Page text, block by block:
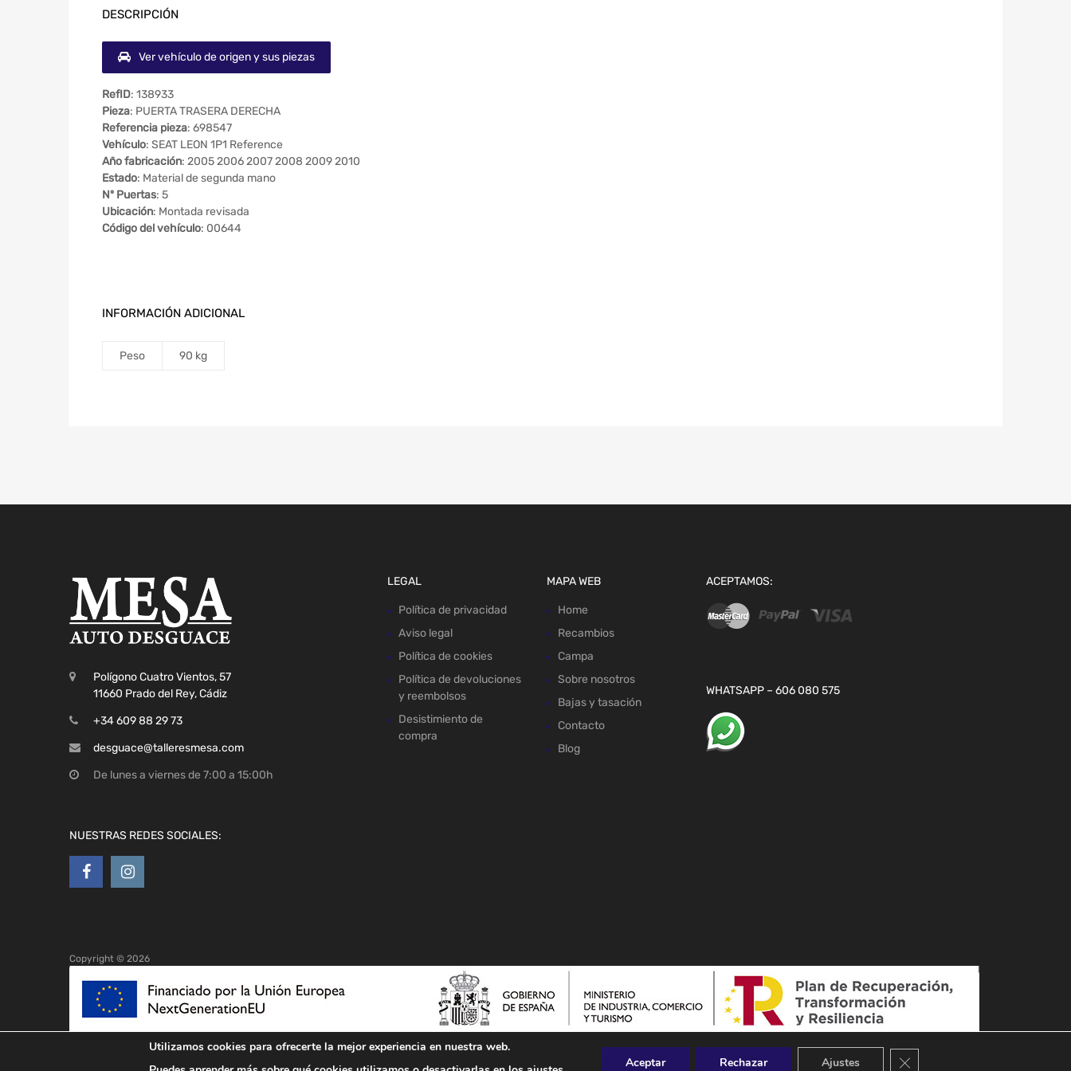
DESCRIPCIÓN
Ver vehículo de origen y sus piezas
RefID: 138933
Pieza: PUERTA TRASERA DERECHA
Referencia pieza: 698547
Vehículo: SEAT LEON 1P1 Reference
Año fabricación: 2005 2006 2007 2008 2009 2010
Estado: Material de segunda mano
Nº Puertas: 5
Ubicación: Montada revisada
Código del vehículo: 00644
INFORMACIÓN ADICIONAL
Peso 90 kg
Polígono Cuatro Vientos, 57
11660 Prado del Rey, Cádiz
+34 609 88 29 73
desguace@talleresmesa.com
De lunes a viernes de 7:00 a 15:00h
NUESTRAS REDES SOCIALES:
LEGAL
Política de privacidad
Aviso legal
Política de cookies
Política de devoluciones
y reembolsos
Desistimiento de
compra
MAPA WEB
Home
Recambios
Campa
Sobre nosotros
Bajas y tasación
Contacto
Blog
ACEPTAMOS:
WHATSAPP – 606 080 575
Copyright © 2026
Utilizamos cookies para ofrecerte la mejor experiencia en nuestra web.
Aceptar Rechazar Ajustes Cerrar el banner de cookies RGPD